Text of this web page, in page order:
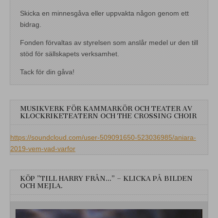
Skicka en minnesgåva eller uppvakta någon genom ett
bidrag.
Fonden förvaltas av styrelsen som anslår medel ur den till
stöd för sällskapets verksamhet.
Tack för din gåva!
MUSIKVERK FÖR KAMMARKÖR OCH TEATER AV
KLOCKRIKETEATERN OCH THE CROSSING CHOIR
https://soundcloud.com/user-509091650-523036985/aniara-
2019-vem-vad-varfor
KÖP ”TILL HARRY FRÅN…” – KLICKA PÅ BILDEN
OCH MEJLA.